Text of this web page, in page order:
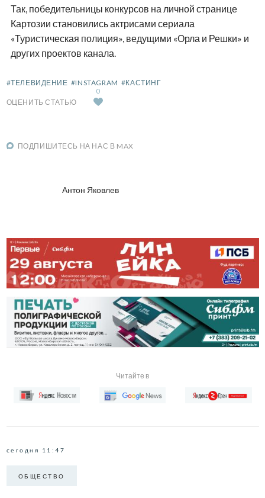
Так, победительницы конкурсов на личной странице
Картозии становились актрисами сериала
«Туристическая полиция», ведущими «Орла и Решки» и
других проектов канала.
#ТЕЛЕВИДЕНИЕ #INSTAGRAM #КАСТИНГ
ОЦЕНИТЬ СТАТЬЮ
0
ПОДПИШИТЕСЬ НА НАС В MAX
Антон Яковлев
Читайте в
сегодня 11:47
ОБЩЕСТВО